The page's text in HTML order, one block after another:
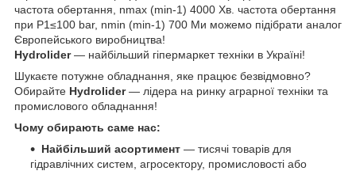
частота обертання, nmax (min-1) 4000 Хв. частота обертання
при P1≤100 bar, nmin (min-1) 700 Ми можемо підібрати аналог
Європейського виробництва!
Hydrolider— найбільший гіпермаркет техніки в Україні!
Шукаєте потужне обладнання, яке працює безвідмовно?
Обирайте Hydrolider— лідера на ринку аграрної техніки та
промислового обладнання!
Чому обирають саме нас:
Найбільший асортимент — тисячі товарів для
гідравлічних систем, агросектору, промисловості або